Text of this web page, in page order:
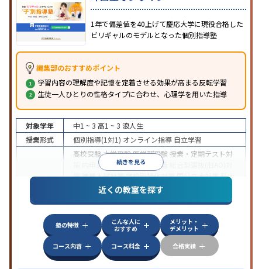
1年で偏差値を40上げて慶応大学に現役合格した
ビリギャルのモデルとなった個別指導塾
編集部のおすすめポイント
学習内容の理解度や記憶を定着させる効果が高まる反転学習
生徒一人ひとりの性格タイプに合わせ、心理学を用いた指導
続きを見る
対象学年 中1 ~ 3 高1 ~ 3 浪人生
授業形式
個別指導(1対1) オンライン指導 自立学習
高校受験大学受験医学部受験 授業・定期テスト対
内申点対策学習習慣の定着
策推薦入試対策学校別特化対策国公立大対策私大
共通テスト対策英検(英語検定)対策
その
特徴
中高一貫校生に対応授業の振替可能 不登校生に対
学習にPC・タブレットを利用オンライン対応
科目から受講可能季節講習のみの受講可発達障害
の子どもに対応
近くの教室を探す
塾の特徴
こんな人に
おすすめ
メリット・
デメリット
コース内容
コース料金 合格実績